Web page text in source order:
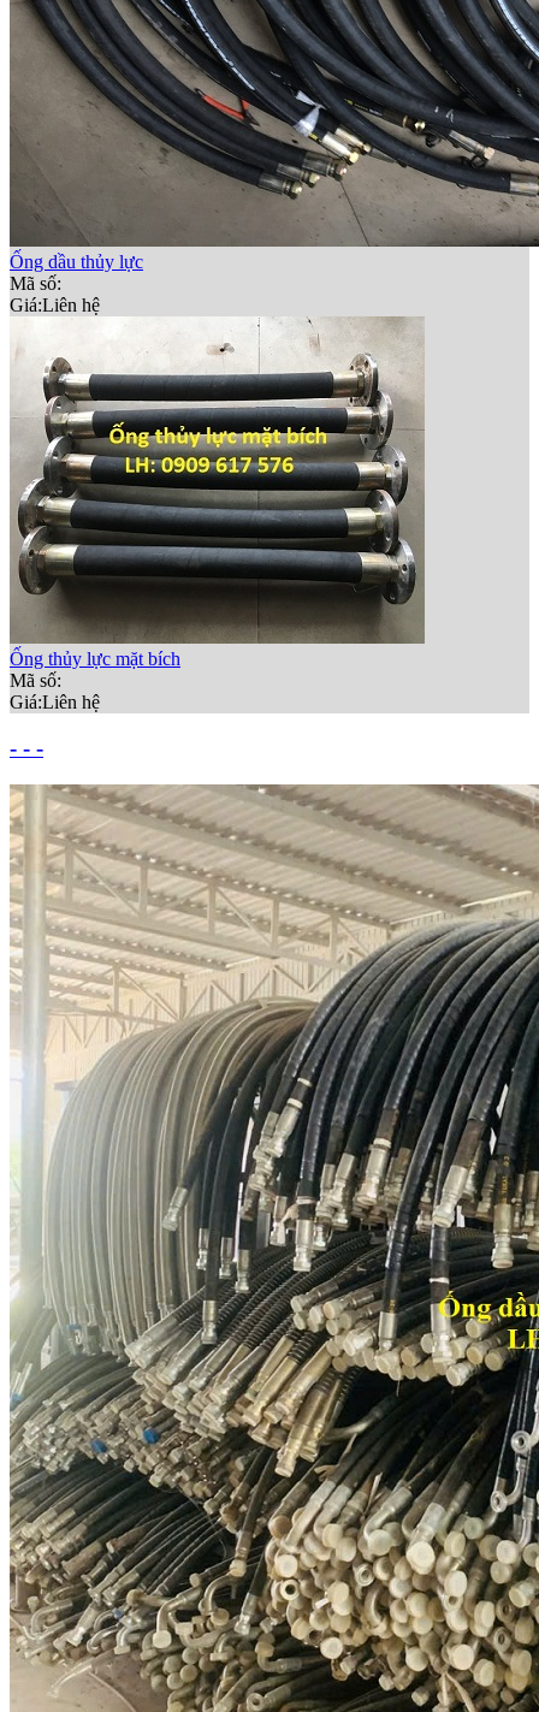
Ống dầu thủy lực
Mã số:
Giá:Liên hệ
Ống thủy lực mặt bích
Mã số:
Giá:Liên hệ
- - -